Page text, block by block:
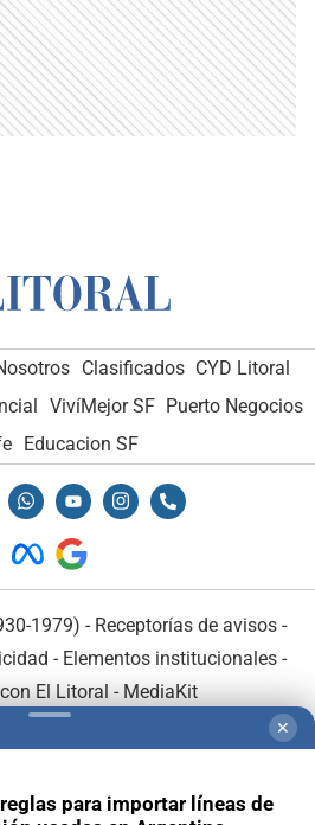
Clasificados CYD Litoral
VivíMejor SF Puerto Negocios
Educacion SF
1979) - Receptorías de avisos -
- Elementos institucionales-
El Litoral - MediaKit
✕
para importar líneas de